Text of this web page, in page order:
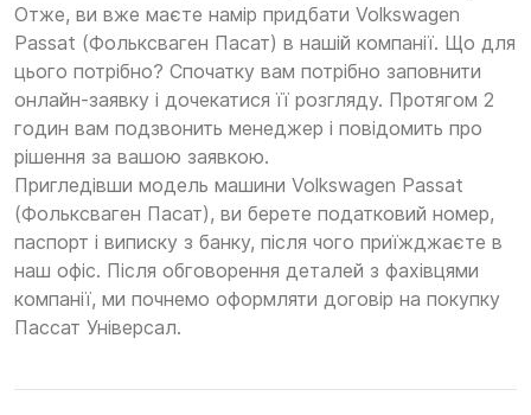
Отже, ви вже маєте намір придбати Volkswagen
Passat (Фольксваген Пасат) в нашій компанії. Що для
цього потрібно? Спочатку вам потрібно заповнити
онлайн-заявку і дочекатися її розгляду. Протягом 2
годин вам подзвонить менеджер і повідомить про
рішення за вашою заявкою.
Пригледівши модель машини Volkswagen Passat
(Фольксваген Пасат), ви берете податковий номер,
паспорт і виписку з банку, після чого приїжджаєте в
наш офіс. Після обговорення деталей з фахівцями
компанії, ми почнемо оформляти договір на покупку
Пассат Універсал.